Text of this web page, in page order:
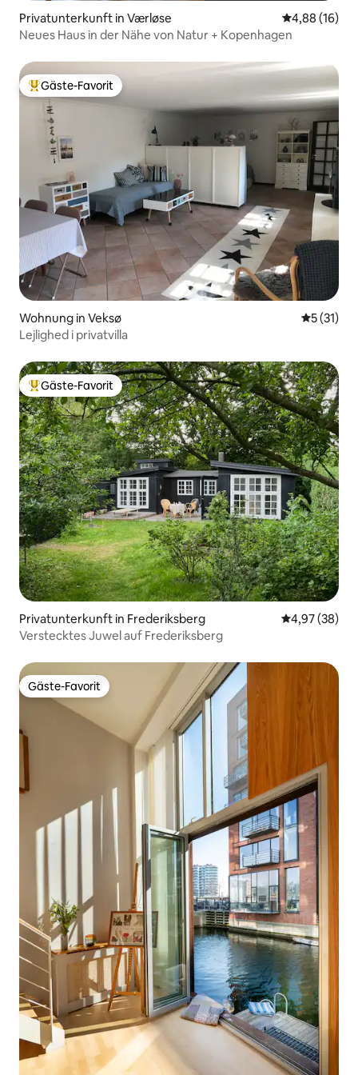
Privatunterkunft in Værløse
4,88 (16)
Neues Haus in der Nähe von Natur + Kopenhagen
Beliebter Gäste-Favorit.
Gäste-Favorit
Wohnung in Veksø
5 (31)
Lejlighed i privatvilla
Beliebter Gäste-Favorit.
Gäste-Favorit
Privatunterkunft in Frederiksberg
4,97 (38)
Verstecktes Juwel auf Frederiksberg
Gäste-Favorit
Gäste-Favorit